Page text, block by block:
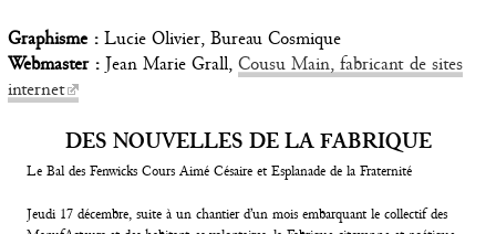
Graphisme :Lucie Olivier, Bureau Cosmique
Webmaster :Jean Marie Grall, Cousu Main, fabricant de sites
internet
DES NOUVELLES DE LA FABRIQUE
Le Bal des Fenwicks Cours Aimé Césaire et Esplanade de la Fraternité
Jeudi 17 décembre, suite à un chantier d’un mois embarquant le collectif des